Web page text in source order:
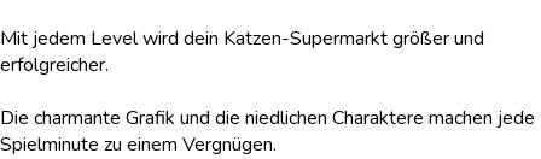
Mit jedem Level wird dein Katzen-Supermarkt größer und
erfolgreicher.
Die charmante Grafik und die niedlichen Charaktere machen jede
Spielminute zu einem Vergnügen.